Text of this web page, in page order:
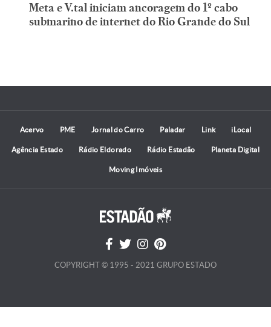
Meta e V.tal iniciam ancoragem do 1º cabo
submarino de internet do Rio Grande do Sul
Acervo PME Jornal do Carro Paladar Link iLocal
Agência Estado Rádio Eldorado Rádio Estadão Planeta Digital
Moving Imóveis
COPYRIGHT © 1995 - 2021 GRUPO ESTADO